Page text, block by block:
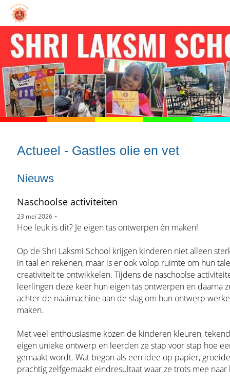
Actueel - Gastles olie en vet
Nieuws
Naschoolse activiteiten
23 mei 2026-
Hoe leuk is dit? Je eigen tas ontwerpen én maken!
Op de Shri Laksmi School krijgen kinderen niet alleen
in taal en rekenen, maar is er ook volop ruimte om hun
creativiteit te ontwikkelen. Tijdens de naschoolse
leerlingen deze keer hun eigen tas ontwerpen en daarna
achter de naaimachine aan de slag om hun ontwerp
maken.
Met veel enthousiasme kozen de kinderen kleuren,
eigen unieke ontwerp en leerden ze stap voor stap hoe
gemaakt wordt. Wat begon als een idee op papier,
prachtig zelfgemaakt eindresultaat waar ze trots mee naar